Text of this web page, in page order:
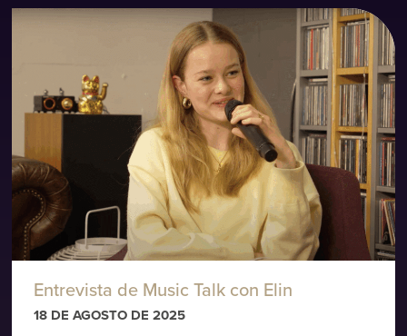
Entrevista de Music Talk con Elin
18 DE AGOSTO DE 2025